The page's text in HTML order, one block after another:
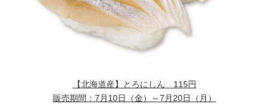
【北海道産】とろにしん 115円
販売期間：7月10日（金）～7月20日（月）